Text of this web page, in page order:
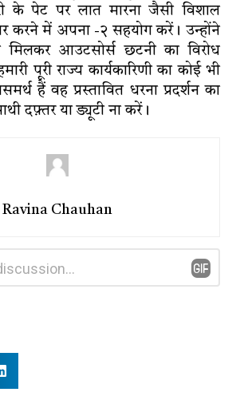
के पेट पर लात मारना जैसी विशाल
करने में अपना -२ सहयोग करें। उन्होंने
आउटसोर्स छटनी का विरोध
पूरी राज्य कार्यकारिणी का कोई भी
हैं वह प्रस्तावित धरना प्रदर्शन का
दफ़्तर या ड्यूटी ना करें।
Ravina Chauhan